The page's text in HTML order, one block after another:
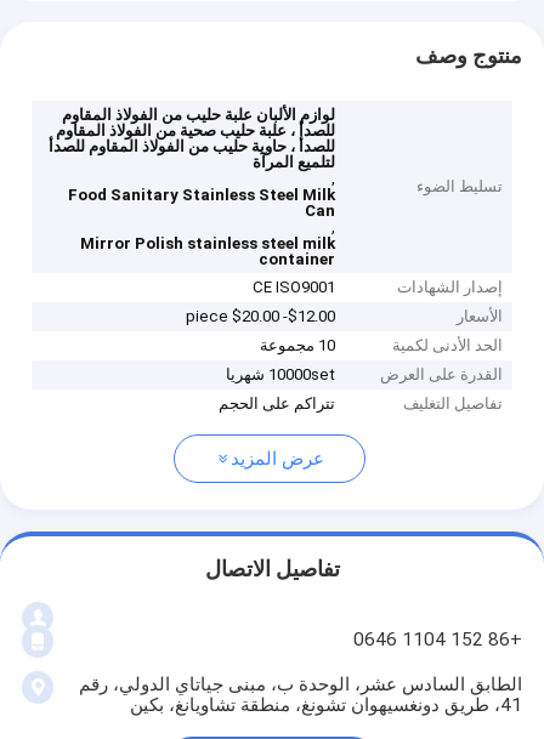
منتوج وصف
تسليط الضوء
لوازم الألبان علبة حليب من الفولاذ المقاوم
للصدأ ، علبة حليب صحية من الفولاذ المقاوم
للصدأ ، حاوية حليب من الفولاذ المقاوم للصدأ
لتلميع المرآة
,
Food Sanitary Stainless Steel Milk
Can
,
Mirror Polish stainless steel milk
container
إصدار الشهادات
CE ISO9001
الأسعار
$12.00- $20.00 piece
الحد الأدنى لكمية
10 مجموعة
القدرة على العرض
10000set شهريا
تفاصيل التغليف
تتراكم على الحجم
عرض المزيد
تفاصيل الاتصال
+86 152 1104 0646
الطابق السادس عشر، الوحدة ب، مبنى جياتاي الدولي، رقم
41، طريق دونغسيهوان تشونغ، منطقة تشاويانغ، بكين